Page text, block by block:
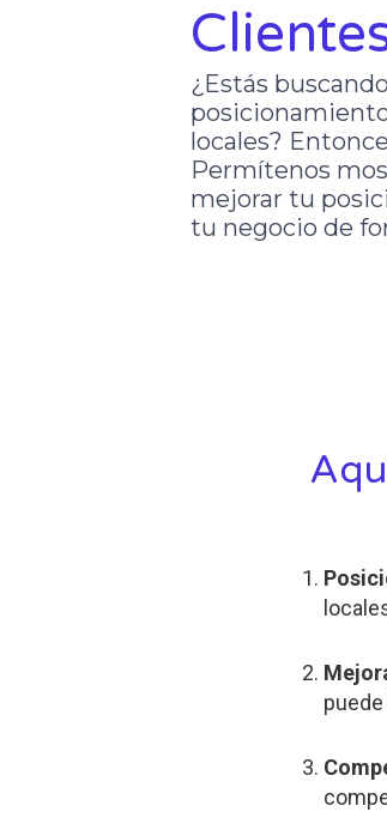
¿Estás
locales?
Permítenos
mejorar tu
tu negocio de